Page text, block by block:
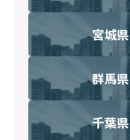
宮城県
群馬県
千葉県